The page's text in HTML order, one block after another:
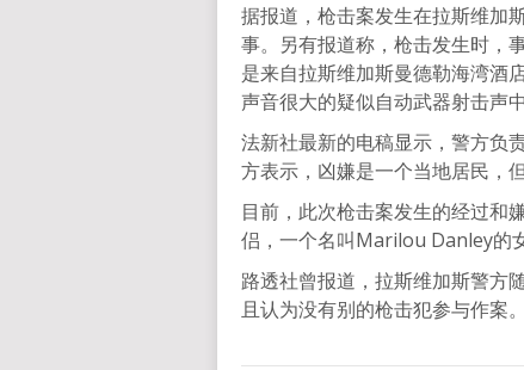
据报道，枪击案发生在拉斯维加
事。另有报道称，枪击发生时，
是来自拉斯维加斯曼德勒海湾酒
声音很大的疑似自动武器射击声
法新社最新的电稿显示，警方负
方表示，凶嫌是一个当地居民，
目前，此次枪击案发生的经过和
侣，一个名叫Marilou Danley的女
路透社曾报道，拉斯维加斯警方
且认为没有别的枪击犯参与作案。